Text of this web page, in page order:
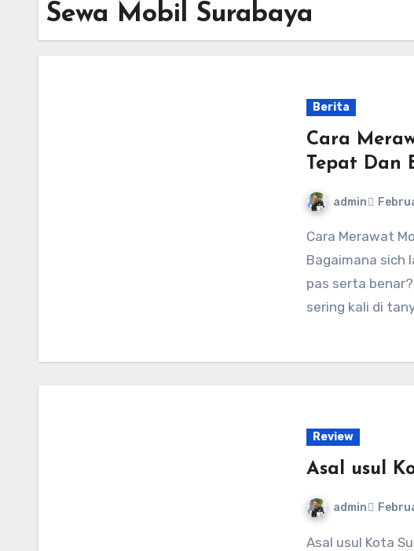
Sewa Mobil Surabaya
Berita
Cara
Tepat Dan
admin
Cara Merawat Mobil Baru Dengan Tepat Dan Benar –
Bagaimana sich
pas serta
sering kali di
Review
Asal usul
admin
Asal usul Kota Surabaya – Dulu, dilautan luas seringkali